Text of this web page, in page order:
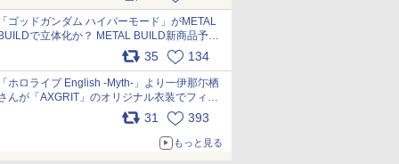
新フォーマットでキット化！
nszPIDTpbg
ゴッドガンダム ハイパーモード」がMETAL
で立体化か？ METAL BUILD新商品予告
が公開 pic.x.com/HIcLLIM3ar35 134
ホロライブ English -Myth-」より一伊那尓栖
んが「AXGRIT」のオリジナル衣装でフィギ
ュア化 pic.x.com/YMGhdIAzNa
31 393
もっと見る